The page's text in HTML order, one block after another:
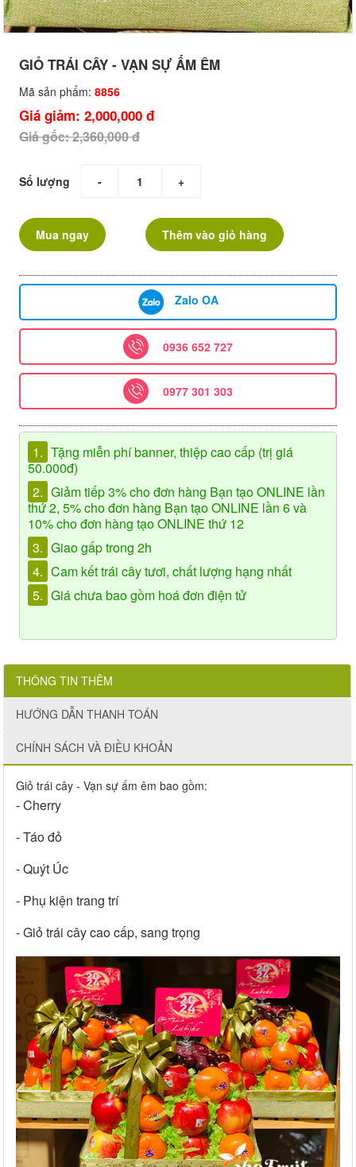
GIỎ TRÁI CÂY - VẠN SỰ ẤM ÊM
Mã sản phẩm: 8856
Giá giảm: 2,000,000 đ
Giá gốc: 2,360,000 đ
Số lượng - +
Mua ngay Thêm vào giỏ hàng
Zalo OA
0936 652 727
0977 301 303
1. Tặng miễn phí banner, thiệp cao cấp (trị giá
50.000đ)
2. Giảm tiếp 3% cho đơn hàng Bạn tạo ONLINE lần
thứ 2, 5% cho đơn hàng Bạn tạo ONLINE lần 6 và
10% cho đơn hàng tạo ONLINE thứ 12
3. Giao gấp trong 2h
4. Cam kết trái cây tươi, chất lượng hạng nhất
5. Giá chưa bao gồm hoá đơn điện tử
THÔNG TIN THÊM
HƯỚNG DẪN THANH TOÁN
CHÍNH SÁCH VÀ ĐIỀU KHOẢN
Giỏ trái cây - Vạn sự ấm êm bao gồm:
- Cherry
- Táo đỏ
- Quýt Úc
- Phụ kiện trang trí
- Giỏ trái cây cao cấp, sang trọng